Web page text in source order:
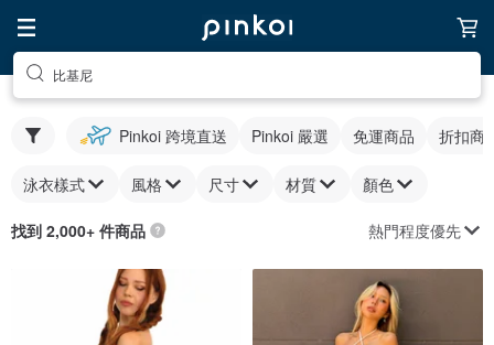
比基尼
Pinkoi 跨境直送 Pinkoi 嚴選 免運商品 折扣商
泳衣樣式 風格 尺寸 材質 顏色
找到 2,000+ 件商品 熱門程度優先